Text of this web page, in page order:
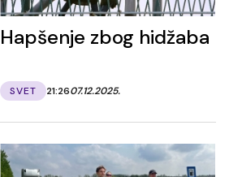
Hapšenje zbog hidžaba
SVET 21:2607.12.2025.